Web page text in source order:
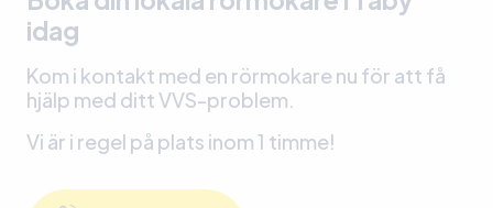
idag
Kom i kontakt med en rörmokare nu för att få
hjälp med ditt VVS-problem.
Vi är i regel på plats inom 1 timme!